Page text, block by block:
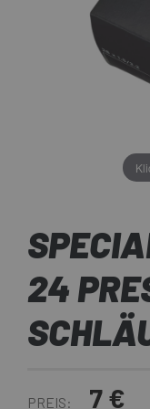
24
PREIS: 7 €